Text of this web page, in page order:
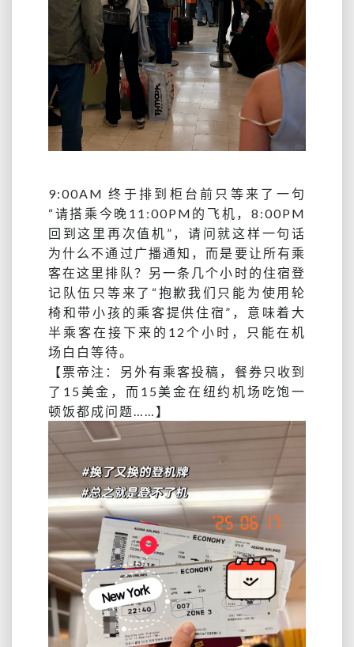
9:00AM 终于排到柜台前只等来了一句
“请搭乘今晚11:00PM的飞机，8:00PM
回到这里再次值机”，请问就这样一句话
为什么不通过广播通知，而是要让所有乘
客在这里排队？另一条几个小时的住宿登
记队伍只等来了“抱歉我们只能为使用轮
椅和带小孩的乘客提供住宿”，意味着大
半乘客在接下来的12个小时，只能在机
场白白等待。
【票帝注：另外有乘客投稿，餐券只收到
了15美金，而15美金在纽约机场吃饱一
顿饭都成问题……】